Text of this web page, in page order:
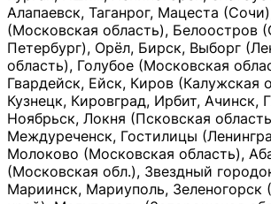
Алапаевск, Таганрог, Мацеста
(Московская область), Белоостров
Петербург), Орёл, Бирск, Выборг
область), Голубое (Московская
Гвардейск, Ейск, Киров (Калужская
Кузнецк, Кировград, Ирбит, Ачинск,
Ноябрьск, Локня (Псковская
Междуреченск, Гостилицы
Молоково (Московская область),
(Московская обл.), Звездный
Мариинск, Мариуполь, Зеленогорск